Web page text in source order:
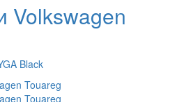
Volkswagen
Black